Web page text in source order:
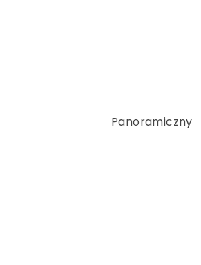
Panoramiczny